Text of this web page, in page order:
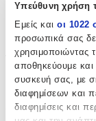
Υπεύθυνη χρήση
Εμείς και οι 1022
προσωπικά σας
χρησιμοποιώντας
αποθηκεύουμε
συσκευή σας, με
διαφημίσεων και
διαφημίσεις και
με Κλειδαριά:
Όχι
Τύπος:
Μπρελόκ
Χρώμα: